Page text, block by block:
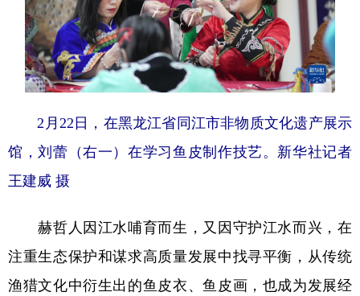
2月22日，在黑龙江省同江市非物质文化遗产展示
馆，刘蕾（右一）在学习鱼皮制作技艺。新华社记者
王建威 摄
赫哲人因江水哺育而生，又因守护江水而兴，在
注重生态保护和谋求高质量发展中找寻平衡，从传统
渔猎文化中衍生出的鱼皮衣、鱼皮画，也成为发展经